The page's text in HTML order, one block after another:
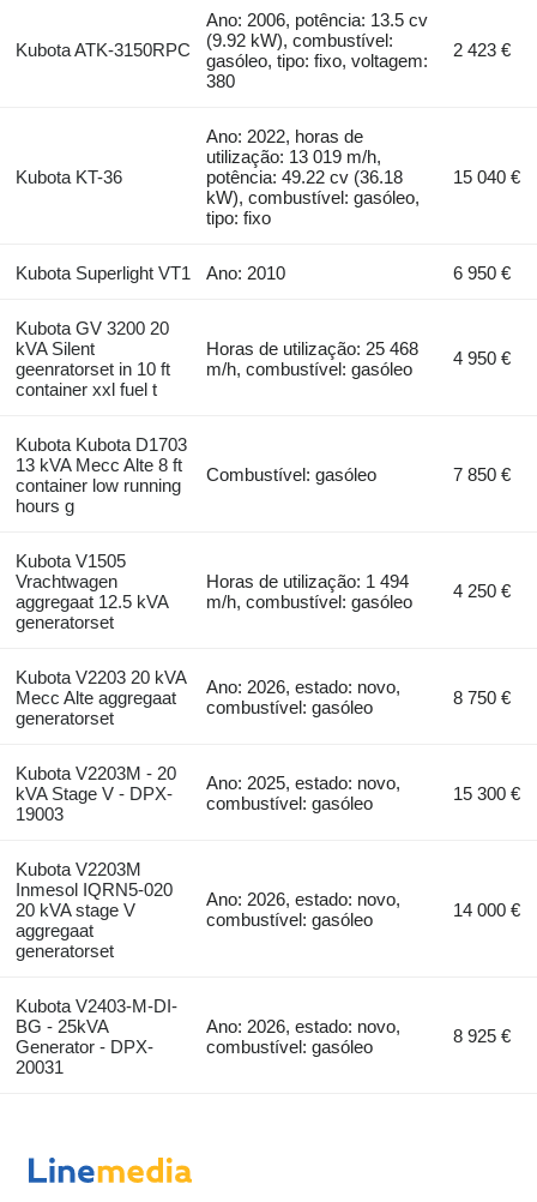
Kubota ATK-3150RPC
Ano: 2006, potência: 13.5 cv
(9.92 kW), combustível:
gasóleo, tipo: fixo, voltagem:
380
2 423 €
Kubota KT-36
Ano: 2022, horas de
utilização: 13 019 m/h,
potência: 49.22 cv (36.18
kW), combustível: gasóleo,
tipo: fixo
15 040 €
Kubota Superlight VT1 Ano: 2010 6 950 €
Kubota GV 3200 20
kVA Silent
geenratorset in 10 ft
container xxl fuel t
Horas de utilização: 25 468
m/h, combustível: gasóleo
4 950 €
Kubota Kubota D1703
13 kVA Mecc Alte 8 ft
container low running
hours g
Combustível: gasóleo 7 850 €
Kubota V1505
Vrachtwagen
aggregaat 12.5 kVA
generatorset
Horas de utilização: 1 494
m/h, combustível: gasóleo
4 250 €
Kubota V2203 20 kVA
Mecc Alte aggregaat
generatorset
Ano: 2026, estado: novo,
combustível: gasóleo
8 750 €
Kubota V2203M - 20
kVA Stage V - DPX-
19003
Ano: 2025, estado: novo,
combustível: gasóleo
15 300 €
Kubota V2203M
Inmesol IQRN5-020
20 kVA stage V
aggregaat
generatorset
Ano: 2026, estado: novo,
combustível: gasóleo
14 000 €
Kubota V2403-M-DI-
BG - 25kVA
Generator - DPX-
20031
Ano: 2026, estado: novo,
combustível: gasóleo
8 925 €